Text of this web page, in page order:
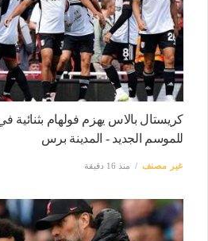
كريستال بالاس يهزم فولهام بثنائية
للموسم الجديد - المدينة برس
غير مصنف منذ 16 دقيقة